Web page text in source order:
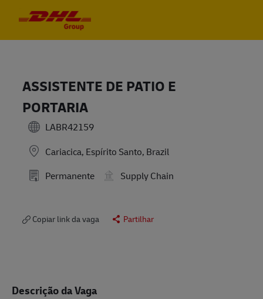
ASSISTENTE DE PATIO E
PORTARIA
LABR42159
Cariacica, Espírito Santo, Brazil
Permanente
Supply Chain
Copiar link da vaga Partilhar
Descrição da Vaga